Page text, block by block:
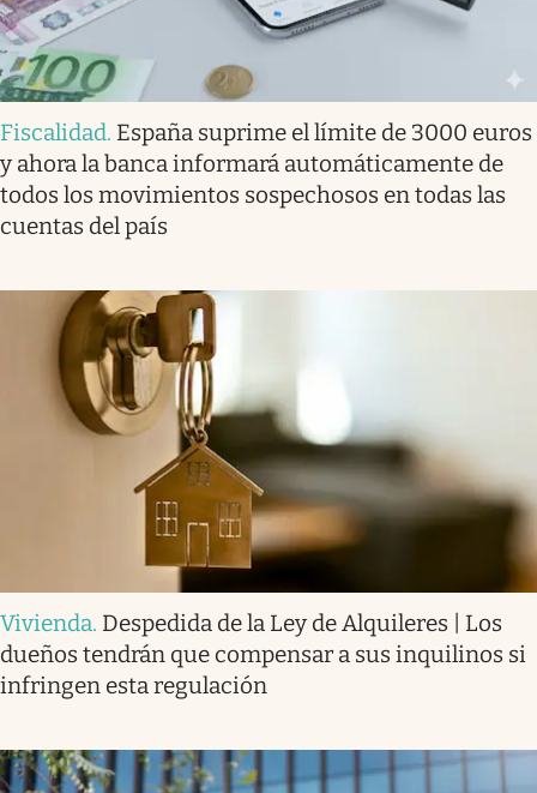
Fiscalidad. España suprime el límite de 3000 euros
y ahora la banca informará automáticamente de
todos los movimientos sospechosos en todas las
cuentas del país
Vivienda. Despedida de la Ley de Alquileres | Los
dueños tendrán que compensar a sus inquilinos si
infringen esta regulación